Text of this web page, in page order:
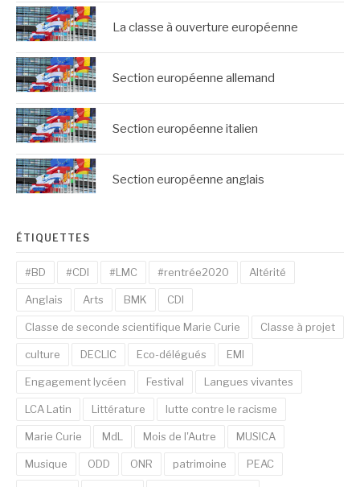
La classe à ouverture européenne
Section européenne allemand
Section européenne italien
Section européenne anglais
ÉTIQUETTES
#BD #CDI #LMC #rentrée2020 Altérité
Anglais Arts BMK CDI
Classe de seconde scientifique Marie Curie Classe à projet
culture DECLIC Eco-délégués EMI
Engagement lycéen Festival Langues vivantes
LCA Latin Littérature lutte contre le racisme
Marie Curie MdL Mois de l'Autre MUSICA
Musique ODD ONR patrimoine PEAC